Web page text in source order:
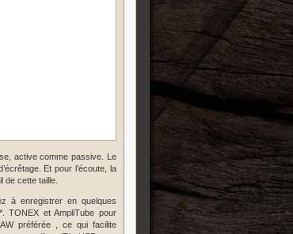
active comme passive. Le
Et pour l’écoute, la
de cette taille.
à enregistrer en quelques
TONEX et AmpliTube pour
préférée , ce qui facilite